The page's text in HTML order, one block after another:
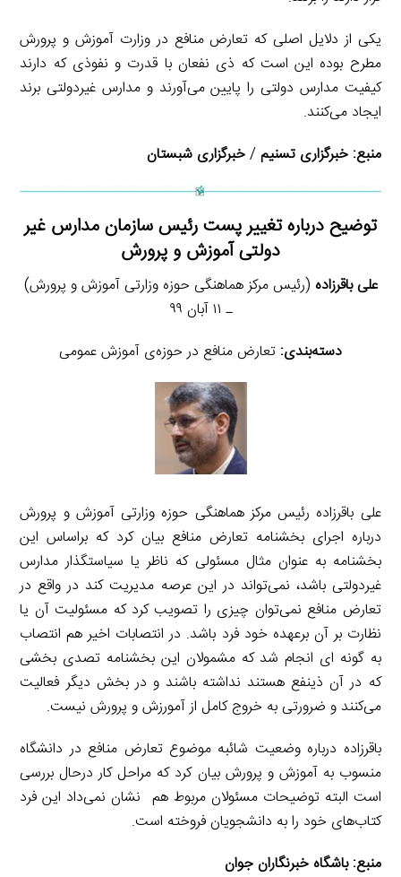
یکی از دلایل اصلی که تعارض منافع در وزارت آموزش و پرورش
مطرح بوده این است که ذی نفعان با قدرت و نفوذی که دارند
کیفیت مدارس دولتی را پایین می‌آورند و مدارس غیردولتی برند
ایجاد می‌کنند.
منبع: خبرگزاری تسنیم/خبرگزاری شبستان
توضیح درباره تغییر پست رئیس سازمان مدارس غیر
دولتی آموزش و پرورش
علی باقرزاده (رئیس مرکز هماهنگی حوزه وزارتی آموزش و پرورش)
ـ ۱۱ آبان ۹۹
دسته‌بندی: تعارض منافع در حوزه‌ی آموزش عمومی
علی باقرزاده رئیس مرکز هماهنگی حوزه وزارتی آموزش و پرورش
درباره اجرای بخشنامه تعارض منافع بیان کرد که براساس این
بخشنامه به عنوان مثال مسئولی که ناظر یا سیاستگذار مدارس
غیردولتی باشد، نمی‌تواند در این عرصه مدیریت کند در واقع در
تعارض منافع نمی‌توان چیزی را تصویب کرد که مسئولیت آن یا
نظارت بر آن برعهده خود فرد باشد. در انتصابات اخیر هم انتصاب
به گونه ای انجام شد که مشمولان این بخشنامه تصدی بخشی
که در آن ذینفع هستند نداشته باشند و در بخش دیگر فعالیت
می‌کنند و ضرورتی به خروج کامل از آمورزش و پرورش نیست.
باقرزاده درباره وضعیت شائبه موضوع تعارض منافع در دانشگاه
منسوب به آموزش و پرورش بیان کرد که مراحل کار درحال بررسی
است البته توضیحات مسئولان مربوط هم نشان نمی‌داد این فرد
کتاب‌های خود را به دانشجویان فروخته است.
منبع: باشگاه خبرنگاران جوان